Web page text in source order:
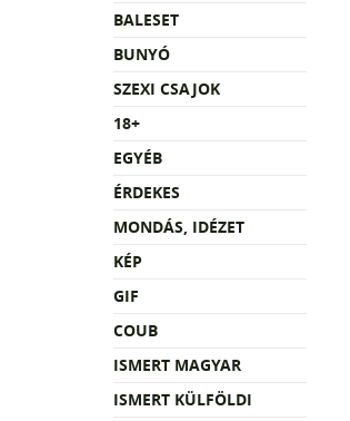
BALESET
BUNYÓ
SZEXI CSAJOK
18+
EGYÉB
ÉRDEKES
MONDÁS, IDÉZET
KÉP
GIF
COUB
ISMERT MAGYAR
ISMERT KÜLFÖLDI